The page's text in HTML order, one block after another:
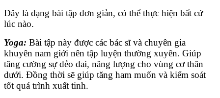
Đây là dạng bài tập đơn giản, có thể thực hiện bất cứ
lúc nào.
Yoga: Bài tập này được các bác sĩ và chuyên gia
khuyên nam giới nên tập luyện thường xuyên. Giúp
tăng cường sự dẻo dai, năng lượng cho vùng cơ thân
dưới. Đồng thời sẽ giúp tăng ham muốn và kiểm soát
tốt quá trình xuất tinh.